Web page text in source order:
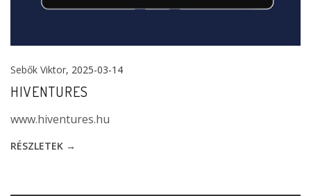
Sebők Viktor, 2025-03-14
HIVENTURES
www.hiventures.hu
RÉSZLETEK →